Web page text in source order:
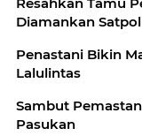
Diamankan
Penastani Bikin
Lalulintas
Sambut
Pasukan